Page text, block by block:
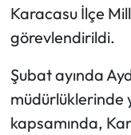
Karacasu İlçe
görevlendirildi.
Şubat ayında
müdürlüklerinde
kapsamında,